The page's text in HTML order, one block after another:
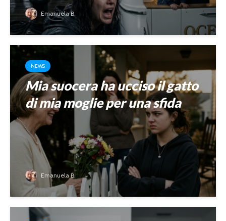
Emanuela B.
NEWS
Mia suocera ha ucciso il gatto
di mia moglie per una sfida
Emanuela B.